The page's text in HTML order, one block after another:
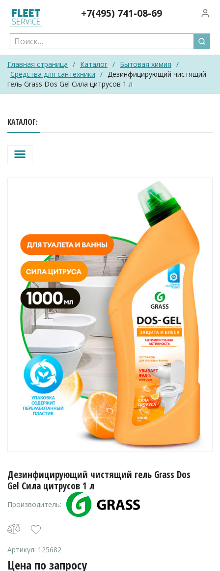
content
+7(495) 741-08-69
Главная страница / Каталог / Бытовая химия /
Средства для сантехники / Дезинфицирующий чистящий
гель Grass Dos Gel Сила цитрусов 1 л
Дезинфицирующий чистящий гель Grass Dos
Gel Сила цитрусов 1 л
Производитель:
Артикул: 125682
Цена по запросу
КАТАЛОГ